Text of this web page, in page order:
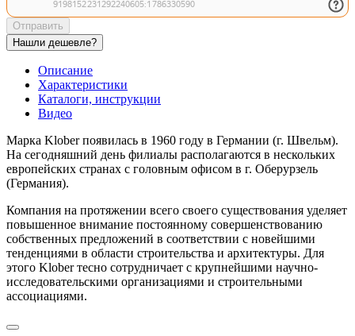
Отправить
Нашли дешевле?
Описание
Характеристики
Каталоги, инструкции
Видео
Марка Klober появилась в 1960 году в Германии (г. Швельм).
На сегодняшний день филиалы располагаются в нескольких
европейских странах с головным офисом в г. Оберурзель
(Германия).
Компания на протяжении всего своего существования уделяет
повышенное внимание постоянному совершенствованию
собственных предложений в соответствии с новейшими
тенденциями в области строительства и архитектуры. Для
этого Klober тесно сотрудничает с крупнейшими научно-
исследовательскими организациями и строительными
ассоциациями.